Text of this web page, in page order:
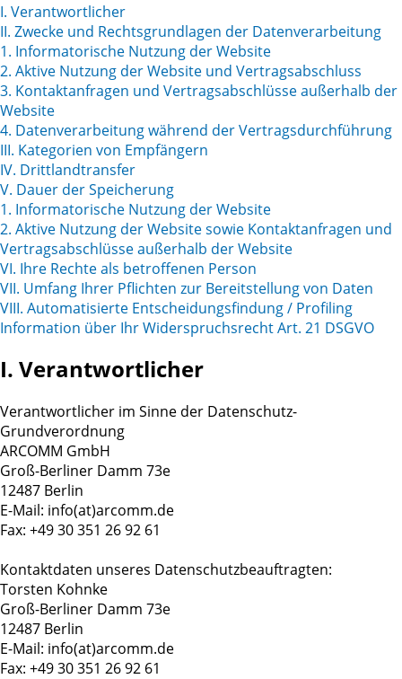
I. Verantwortlicher
II. Zwecke und Rechtsgrundlagen der Datenverarbeitung
1. Informatorische Nutzung der Website
2. Aktive Nutzung der Website und Vertragsabschluss
3. Kontaktanfragen und Vertragsabschlüsse außerhalb der
Website
4. Datenverarbeitung während der Vertragsdurchführung
III. Kategorien von Empfängern
IV. Drittlandtransfer
V. Dauer der Speicherung
1. Informatorische Nutzung der Website
2. Aktive Nutzung der Website sowie Kontaktanfragen und
Vertragsabschlüsse außerhalb der Website
VI. Ihre Rechte als betroffenen Person
VII. Umfang Ihrer Pflichten zur Bereitstellung von Daten
VIII. Automatisierte Entscheidungsfindung / Profiling
Information über Ihr Widerspruchsrecht Art. 21 DSGVO
I. Verantwortlicher
Verantwortlicher im Sinne der Datenschutz-
Grundverordnung
ARCOMM GmbH
Groß-Berliner Damm 73e
12487 Berlin
E-Mail: info(at)arcomm.de
Fax: +49 30 351 26 92 61
Kontaktdaten unseres Datenschutzbeauftragten:
Torsten Kohnke
Groß-Berliner Damm 73e
12487 Berlin
E-Mail: info(at)arcomm.de
Fax: +49 30 351 26 92 61